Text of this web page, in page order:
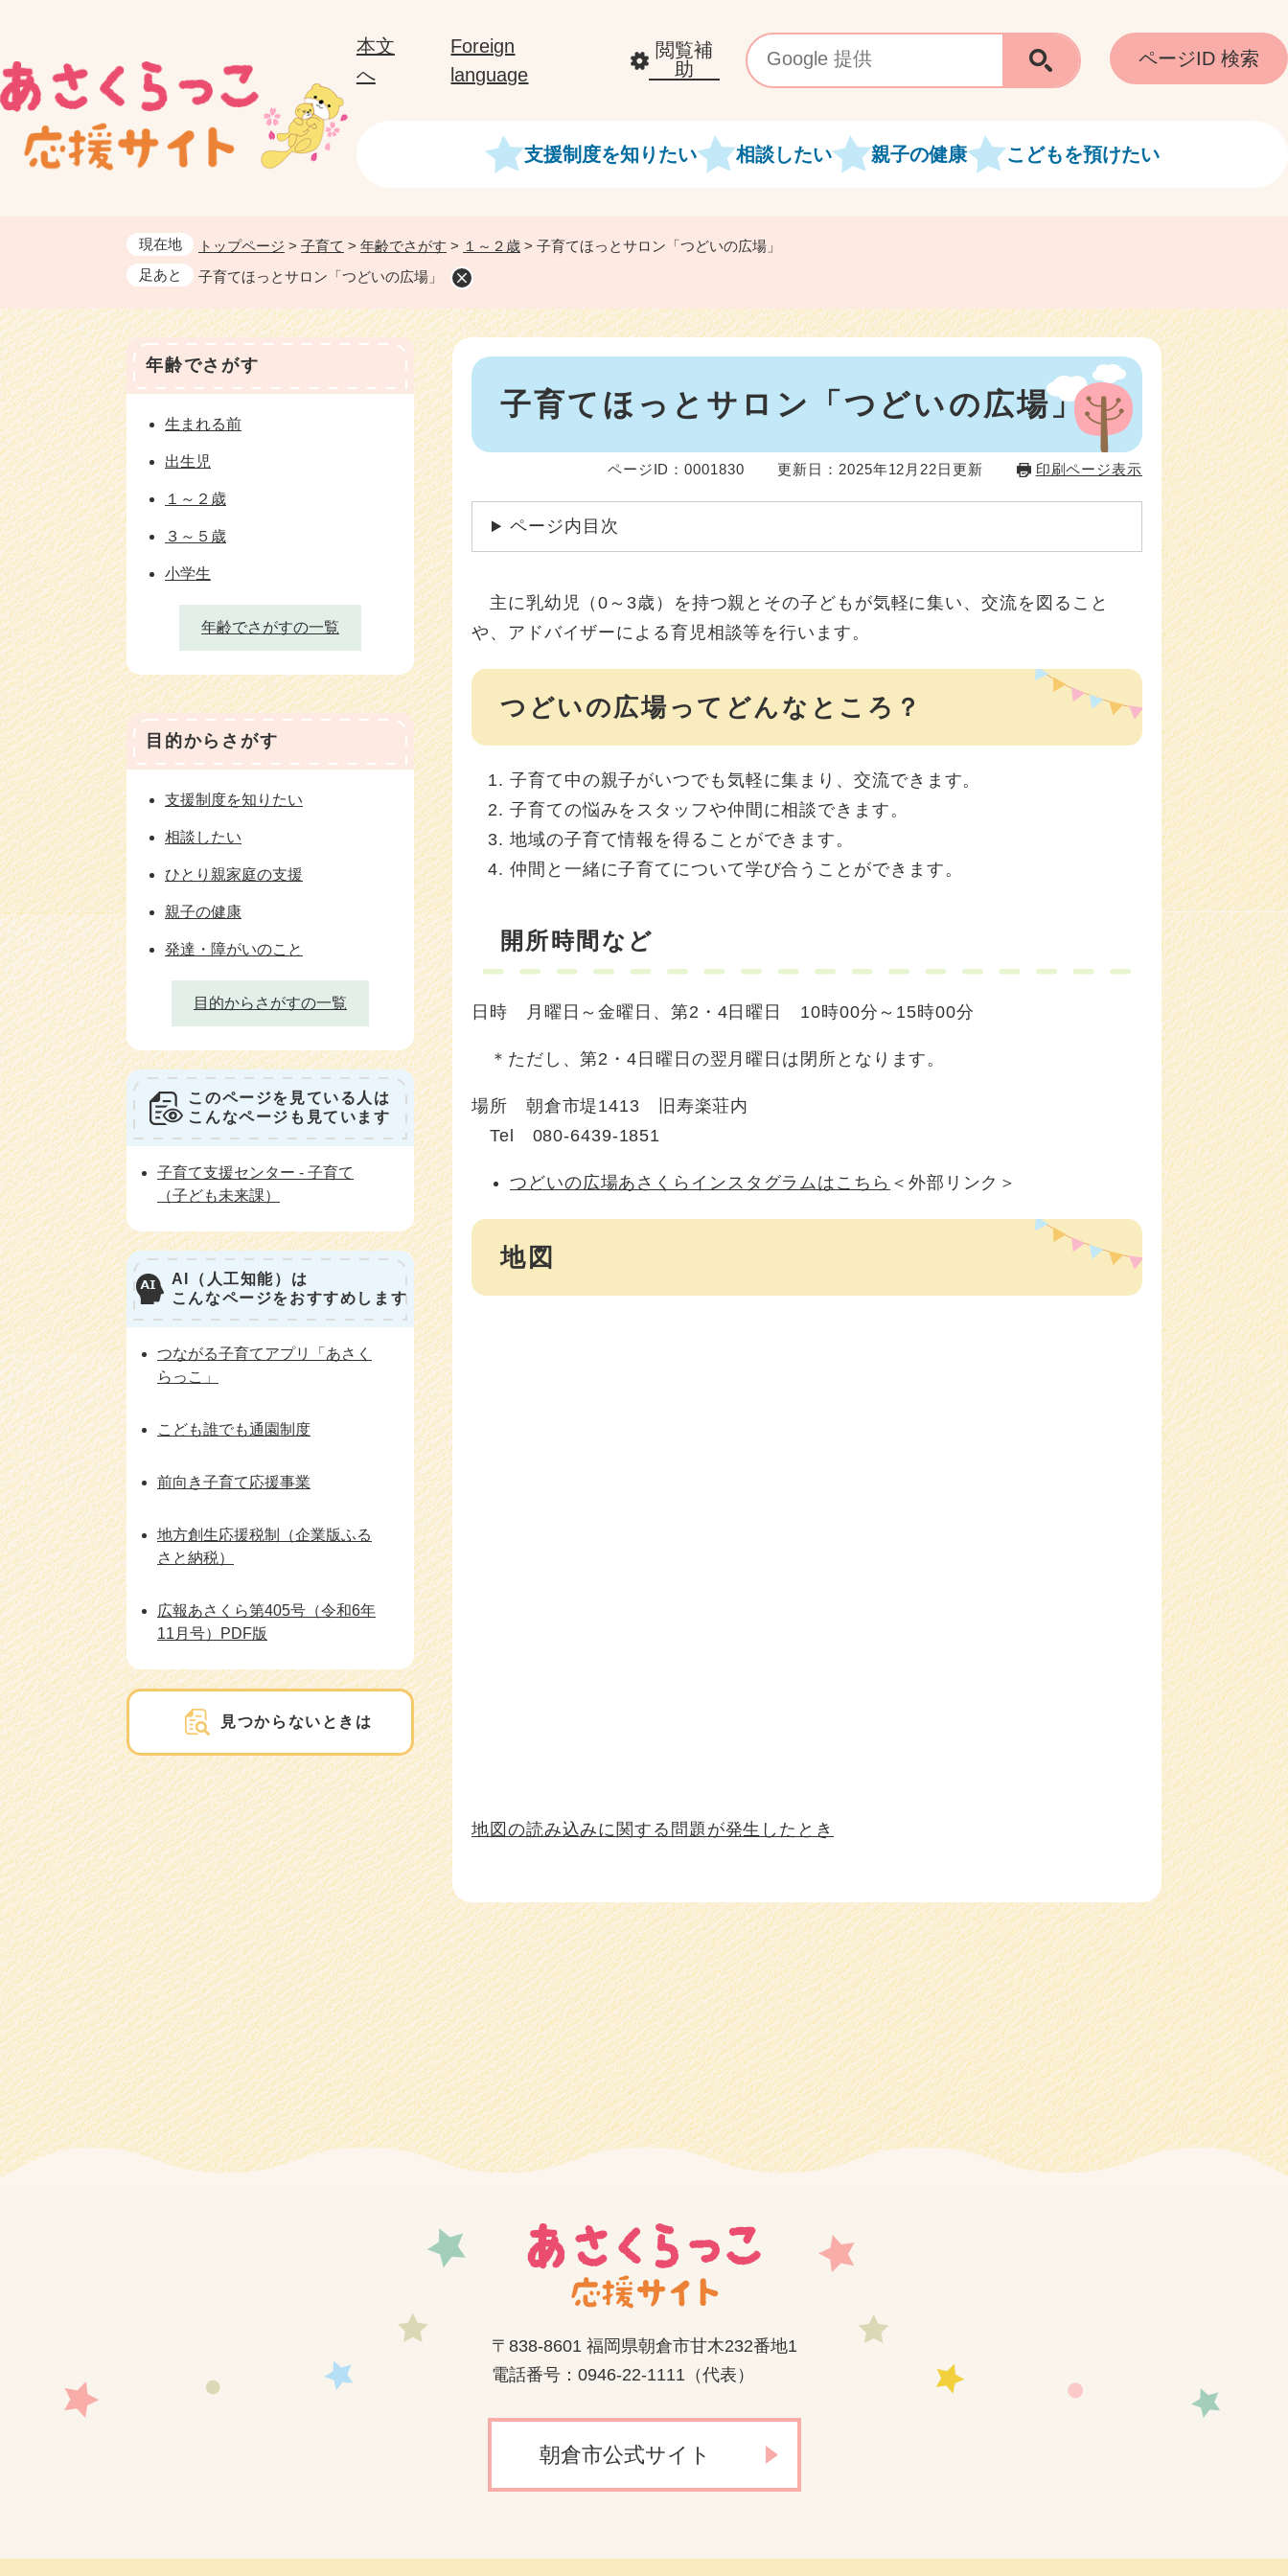
の
先
本文
へ
Foreign
language
閲覧補
助
ページID 検索
支援制度を知りたい 相談したい 親子の健康 こどもを預けたい
現在地 トップページ > 子育て > 年齢でさがす > １～２歳 > 子育てほっとサロン「つどいの広場」
足あと
子育てほっとサロン「つどいの広場」
本
子育てほっとサロン「つどいの広場」
ページID：0001830 更新日：2025年12月22日更新 印刷ページ表示
ページ内目次
主に乳幼児（0～3歳）を持つ親とその子どもが気軽に集い、交流を図ること
や、アドバイザーによる育児相談等を行います。
つどいの広場ってどんなところ？
子育て中の親子がいつでも気軽に集まり、交流できます。
子育ての悩みをスタッフや仲間に相談できます。
地域の子育て情報を得ることができます。
仲間と一緒に子育てについて学び合うことができます。
開所時間など
日時 月曜日～金曜日、第2・4日曜日 10時00分～15時00分
＊ただし、第2・4日曜日の翌月曜日は閉所となります。
場所 朝倉市堤1413 旧寿楽荘内
Tel 080-6439-1851
つどいの広場あさくらインスタグラムはこちら ＜外部リンク＞
地図
地図の読み込みに関する問題が発生したとき
年齢でさがす
生まれる前
出生児
１～２歳
３～５歳
小学生
年齢でさがすの一覧
目的からさがす
支援制度を知りたい
相談したい
ひとり親家庭の支援
親子の健康
発達・障がいのこと
目的からさがすの一覧
このページを見ている人は
こんなページも見ています
子育て支援センター - 子育て
（子ども未来課）
AI（人工知能）は
こんなページをおすすめします
つながる子育てアプリ「あさく
らっこ」
こども誰でも通園制度
前向き子育て応援事業
地方創生応援税制（企業版ふる
さと納税）
広報あさくら第405号（令和6年
11月号）PDF版
見つからないときは
〒838-8601 福岡県朝倉市甘木232番地1
電話番号：0946-22-1111（代表）
朝倉市公式サイト